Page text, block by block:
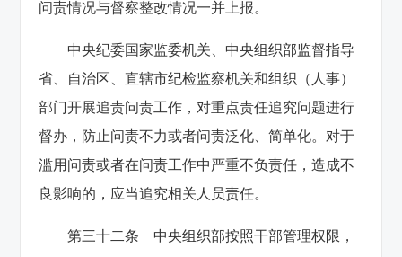
问责情况与督察整改情况一并上报。
中央纪委国家监委机关、中央组织部监督指导
省、自治区、直辖市纪检监察机关和组织（人事）
部门开展追责问责工作，对重点责任追究问题进行
督办，防止问责不力或者问责泛化、简单化。对于
滥用问责或者在问责工作中严重不负责任，造成不
良影响的，应当追究相关人员责任。
第三十二条 中央组织部按照干部管理权限，